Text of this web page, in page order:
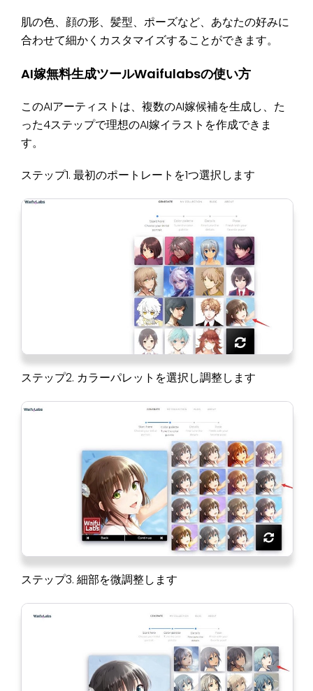
肌の色、顔の形、髪型、ポーズなど、あなたの好みに
合わせて細かくカスタマイズすることができます。
AI嫁無料生成ツールWaifulabsの使い方
このAIアーティストは、複数のAI嫁候補を生成し、た
った4ステップで理想のAI嫁イラストを作成できま
す。
ステップ1. 最初のポートレートを1つ選択します
ステップ2. カラーパレットを選択し調整します
ステップ3. 細部を微調整します